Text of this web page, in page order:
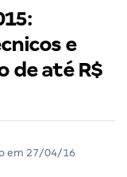
e
de até R$
em 27/04/16